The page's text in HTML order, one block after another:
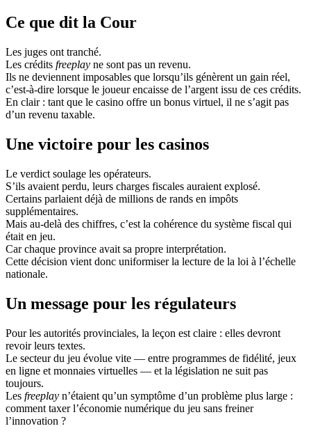
Ce que dit la Cour
Les juges ont tranché.
Les crédits freeplay ne sont pas un revenu.
Ils ne deviennent imposables que lorsqu’ils génèrent un gain réel,
c’est-à-dire lorsque le joueur encaisse de l’argent issu de ces crédits.
En clair : tant que le casino offre un bonus virtuel, il ne s’agit pas
d’un revenu taxable.
Une victoire pour les casinos
Le verdict soulage les opérateurs.
S’ils avaient perdu, leurs charges fiscales auraient explosé.
Certains parlaient déjà de millions de rands en impôts
supplémentaires.
Mais au-delà des chiffres, c’est la cohérence du système fiscal qui
était en jeu.
Car chaque province avait sa propre interprétation.
Cette décision vient donc uniformiser la lecture de la loi à l’échelle
nationale.
Un message pour les régulateurs
Pour les autorités provinciales, la leçon est claire : elles devront
revoir leurs textes.
Le secteur du jeu évolue vite — entre programmes de fidélité, jeux
en ligne et monnaies virtuelles — et la législation ne suit pas
toujours.
Les freeplay n’étaient qu’un symptôme d’un problème plus large :
comment taxer l’économie numérique du jeu sans freiner
l’innovation ?